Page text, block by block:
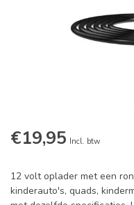
€19,95 Incl. btw
12 volt oplader met een
kinderauto's, quads,